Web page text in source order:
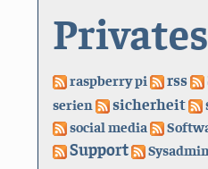
Privates
raspberry pi rss
serien sicherheit
social media
Support